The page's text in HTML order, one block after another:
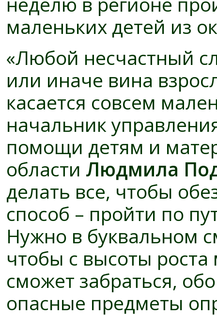
маленьких детей из
«Любой несчастный
или иначе вина
касается совсем
начальник
помощи детям и
области Людмила
делать все, чтобы
способ – пройти по
Нужно в буквальном
чтобы с высоты
сможет забраться,
опасные предметы